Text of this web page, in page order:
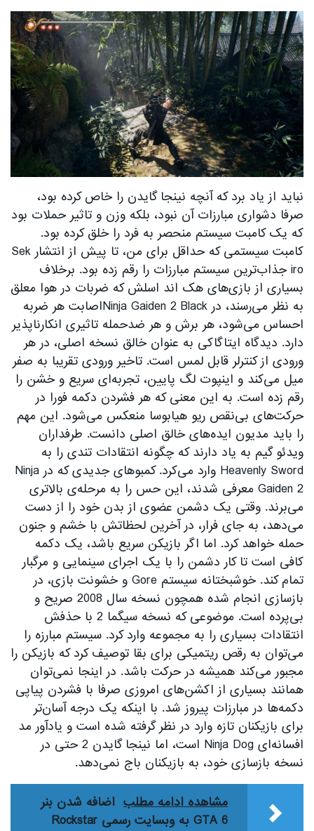
نباید از یاد برد که آنچه نینجا گایدن را خاص کرده بود،
صرفا دشواری مبارزات آن نبود، بلکه وزن و تاثیر حملات بود
که یک کامبت سیستم منحصر به فرد را خلق کرده بود.
کامبت سیستمی که حداقل برای من، تا پیش از انتشار Sek
iro جذاب‌ترین سیستم مبارزات را رقم زده بود. برخلاف
بسیاری از بازی‌های هک اند اسلش که ضربات در هوا معلق
به نظر می‌رسند، در Ninja Gaiden 2 Blackاصابت هر ضربه
احساس می‌شود، هر برش و هر ضدحمله تاثیری انکارناپذیر
دارد. دیدگاه ایتاگاکی به عنوان خالق نسخه اصلی، در هر
ورودی از کنترلر قابل لمس است. تاخیر ورودی تقریبا به صفر
میل می‌کند و اینپوت لگ پایین، تجربه‌ای سریع و خشن را
رقم زده است. به این معنی که هر فشردن دکمه فورا در
حرکت‌های بی‌نقص ریو هیابوسا منعکس می‌شود. این مهم
را باید مدیون ایده‌های خالق اصلی دانست. طرفداران
ویدئو گیم به یاد دارند که چگونه انتقادات تندی را به
Heavenly Sword وارد می‌کرد. کمبوهای جدیدی که در Ninja
Gaiden 2 معرفی شدند، این حس را به مرحله‌ی بالاتری
می‌برند. وقتی یک دشمن عضوی از بدن خود را از دست
می‌دهد، به جای فرار، در آخرین لحظاتش با خشم و جنون
حمله خواهد کرد. اما اگر بازیکن سریع باشد، یک دکمه
کافی است تا کار دشمن را با یک اجرای سینمایی و مرگبار
تمام کند. خوشبختانه سیستم Gore و خشونت بازی، در
بازسازی انجام شده همچون نسخه سال 2008 صریح و
بی‌پرده است. موضوعی که نسخه سیگما 2 با حذفش
انتقادات بسیاری را به مجموعه وارد کرد. سیستم مبارزه را
می‌توان به رقص ریتمیکی برای بقا توصیف کرد که بازیکن را
مجبور می‌کند همیشه در حرکت باشد. در اینجا نمی‌توان
همانند بسیاری از اکشن‌های امروزی صرفا با فشردن پیاپی
دکمه‌ها در مبارزات پیروز شد. با اینکه یک درجه آسان‌تر
برای بازیکنان تازه وارد در نظر گرفته شده است و یادآور مد
افسانه‌ای Ninja Dog است، اما نینجا گایدن 2 حتی در
نسخه بازسازی خود، به بازیکنان باج نمی‌دهد.
مشاهده ادامه مطلب اضافه شدن بنر
GTA 6 به وبسایت رسمی Rockstar